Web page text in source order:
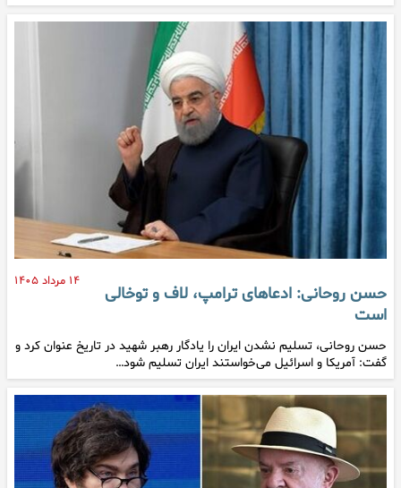
۱۴ مرداد ۱۴۰۵
حسن روحانی: ادعاهای ترامپ، لاف و توخالی
است
حسن روحانی، تسلیم نشدن ایران را یادگار رهبر شهید در تاریخ عنوان کرد و
گفت: آمریکا و اسرائیل می‌خواستند ایران تسلیم شود…